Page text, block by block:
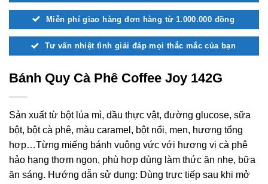
Miễn phí giao hàng đơn hàng từ 1.000.000 đồng
Tư vấn nhiệt tình giải đáp mọi thắc mắc của bạn
Bánh Quy Cà Phê Coffee Joy 142G
Sản xuất từ bột lúa mì, dầu thực vật, đường glucose, sữa
bột, bột cà phê, màu caramel, bột nổi, men, hương tổng
hợp…Từng miếng bánh vuông vức với hương vị cà phê
hảo hạng thơm ngon, phù hợp dùng làm thức ăn nhẹ, bữa
ăn sáng. Hướng dẫn sử dụng: Dùng trực tiếp sau khi mở